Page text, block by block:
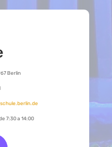
Berlin
7:30 a 14:00